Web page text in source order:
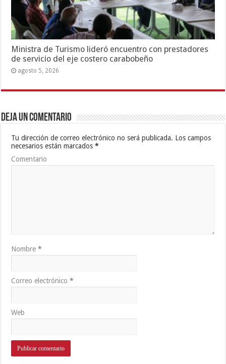
Ministra de Turismo lideró encuentro con prestadores
de servicio del eje costero carabobeño
agosto 5, 2026
Deja un comentario
Tu dirección de correo electrónico no será publicada. Los campos
necesarios están marcados*
Comentario
Nombre*
Correo electrónico*
Web